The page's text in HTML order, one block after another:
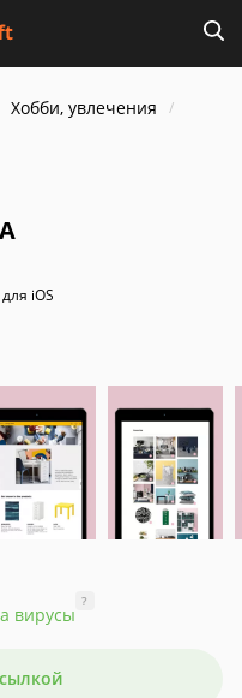
Хобби, увлечения
iOS
вирусы
?